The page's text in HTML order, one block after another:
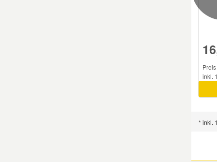
inkl.
* inkl.